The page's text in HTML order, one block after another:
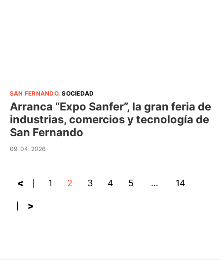
SAN FERNANDO.SOCIEDAD
Arranca “Expo Sanfer”, la gran feria de
industrias, comercios y tecnología de
San Fernando
09. 04. 2026
< 1 2 3 4 5 … 14
>